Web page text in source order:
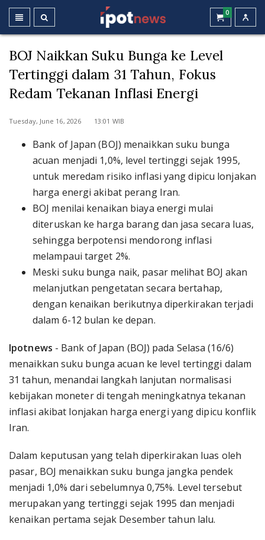
0
BOJ Naikkan Suku Bunga ke Level
Tertinggi dalam 31 Tahun, Fokus
Redam Tekanan Inflasi Energi
Tuesday, June 16, 2026 13:01 WIB
Bank of Japan (BOJ) menaikkan suku bunga
acuan menjadi 1,0%, level tertinggi sejak 1995,
untuk meredam risiko inflasi yang dipicu lonjakan
harga energi akibat perang Iran.
BOJ menilai kenaikan biaya energi mulai
diteruskan ke harga barang dan jasa secara luas,
sehingga berpotensi mendorong inflasi
melampaui target 2%.
Meski suku bunga naik, pasar melihat BOJ akan
melanjutkan pengetatan secara bertahap,
dengan kenaikan berikutnya diperkirakan terjadi
dalam 6-12 bulan ke depan.
Ipotnews - Bank of Japan (BOJ) pada Selasa (16/6)
menaikkan suku bunga acuan ke level tertinggi dalam
31 tahun, menandai langkah lanjutan normalisasi
kebijakan moneter di tengah meningkatnya tekanan
inflasi akibat lonjakan harga energi yang dipicu konflik
Iran.
Dalam keputusan yang telah diperkirakan luas oleh
pasar, BOJ menaikkan suku bunga jangka pendek
menjadi 1,0% dari sebelumnya 0,75%. Level tersebut
merupakan yang tertinggi sejak 1995 dan menjadi
kenaikan pertama sejak Desember tahun lalu.